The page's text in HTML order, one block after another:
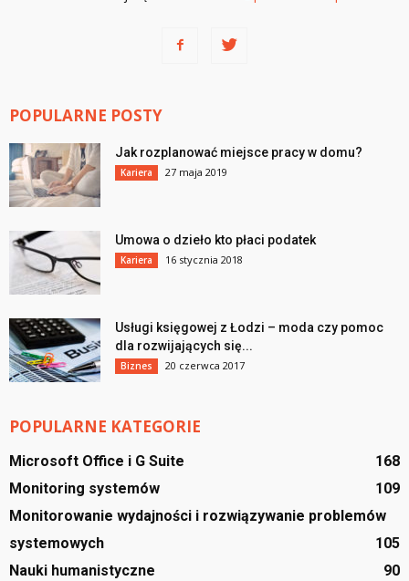
POPULARNE POSTY
Jak rozplanować miejsce pracy w domu?
Kariera 27 maja 2019
Umowa o dzieło kto płaci podatek
Kariera 16 stycznia 2018
Usługi księgowej z Łodzi – moda czy pomoc
dla rozwijających się...
Biznes 20 czerwca 2017
POPULARNE KATEGORIE
Microsoft Office i G Suite
168
Monitoring systemów
109
Monitorowanie wydajności i rozwiązywanie problemów
systemowych
105
Nauki humanistyczne
90